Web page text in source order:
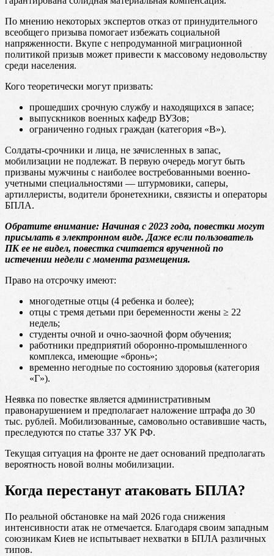
По мнению некоторых экспертов отказ от принудительного
всеобщего призыва помогает избежать социальной
напряженности. Вкупе с непродуманной миграционной
политикой призыв может привести к массовому недовольству
среди населения.
Кого теоретически могут призвать:
прошедших срочную службу и находящихся в запасе;
выпускников военных кафедр ВУЗов;
ограниченно годных граждан (категория «В»).
Солдаты-срочники и лица, не зачисленных в запас,
мобилизации не подлежат. В первую очередь могут быть
призваны мужчины с наиболее востребованными военно-
учетными специальностями — штурмовики, саперы,
артиллеристы, водители бронетехники, связисты и операторы
БПЛА.
Обратите внимание: Начиная с 2023 года, повестки могут
присылать в электронном виде. Даже если пользователь
ПК ее не видел, повестка считается врученной по
истечении недели с момента размещения.
Право на отсрочку имеют:
многодетные отцы (4 ребенка и более);
отцы с тремя детьми при беременности жены ≥ 22
недель;
студенты очной и очно-заочной форм обучения;
работники предприятий оборонно-промышленного
комплекса, имеющие «бронь»;
временно негодные по состоянию здоровья (категория
«Г»).
Неявка по повестке является административным
правонарушением и предполагает наложение штрафа до 30
тыс. рублей. Мобилизованные, самовольно оставившие часть,
преследуются по статье 337 УК РФ.
Текущая ситуация на фронте не дает оснований предполагать
вероятность новой волны мобилизации.
Когда перестанут атаковать БПЛА?
По реальной обстановке на май 2026 года снижения
интенсивности атак не отмечается. Благодаря своим западным
союзникам Киев не испытывает нехватки в БПЛА различных
типов.